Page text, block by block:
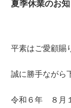
夏季休業のお
平素はご愛顧賜
誠に勝手ながら
令和６年 ８月